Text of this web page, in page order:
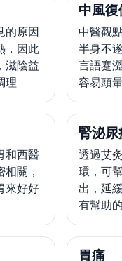
的原因
，因此
滋陰益
理
中風復
中醫觀
半身不
言語蹇
容易頭
和西醫
關，
來好好
腎泌尿
透過艾
環，可
出，延
有幫助的
胃痛